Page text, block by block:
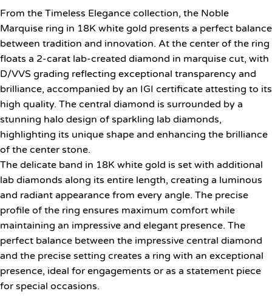
From the Timeless Elegance collection, the Noble
Marquise ring in 18K white gold presents a perfect balance
between tradition and innovation. At the center of the ring
floats a 2-carat lab-created diamond in marquise cut, with
D/VVS grading reflecting exceptional transparency and
brilliance, accompanied by an IGI certificate attesting to its
high quality. The central diamond is surrounded by a
stunning halo design of sparkling lab diamonds,
highlighting its unique shape and enhancing the brilliance
of the center stone.
The delicate band in 18K white gold is set with additional
lab diamonds along its entire length, creating a luminous
and radiant appearance from every angle. The precise
profile of the ring ensures maximum comfort while
maintaining an impressive and elegant presence. The
perfect balance between the impressive central diamond
and the precise setting creates a ring with an exceptional
presence, ideal for engagements or as a statement piece
for special occasions.